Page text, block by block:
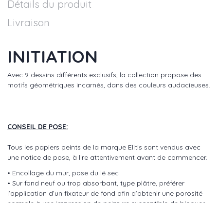
Détails du produit
Livraison
INITIATION
Avec 9 dessins différents exclusifs, la collection propose des
motifs géométriques incarnés, dans des couleurs audacieuses.
CONSEIL DE POSE:
Tous les papiers peints de la marque Elitis sont vendus avec
une notice de pose, à lire attentivement avant de commencer.
• Encollage du mur, pose du lé sec
• Sur fond neuf ou trop absorbant, type plâtre, préférer
l’application d’un fixateur de fond afin d’obtenir une porosité